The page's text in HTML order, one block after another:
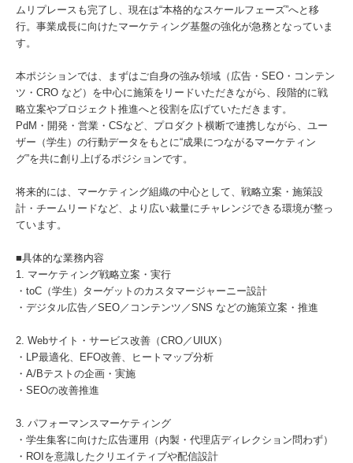
ムリプレースも完了し、現在は“本格的なスケールフェーズ”へと移
行。事業成長に向けたマーケティング基盤の強化が急務となっていま
す。
本ポジションでは、まずはご自身の強み領域（広告・SEO・コンテン
ツ・CRO など）を中心に施策をリードいただきながら、段階的に戦
略立案やプロジェクト推進へと役割を広げていただきます。
PdM・開発・営業・CSなど、プロダクト横断で連携しながら、ユー
ザー（学生）の行動データをもとに“成果につながるマーケティン
グ”を共に創り上げるポジションです。
将来的には、マーケティング組織の中心として、戦略立案・施策設
計・チームリードなど、より広い裁量にチャレンジできる環境が整っ
ています。
■具体的な業務内容
1. マーケティング戦略立案・実行
・toC（学生）ターゲットのカスタマージャーニー設計
・デジタル広告／SEO／コンテンツ／SNS などの施策立案・推進
2. Webサイト・サービス改善（CRO／UIUX）
・LP最適化、EFO改善、ヒートマップ分析
・A/Bテストの企画・実施
・SEOの改善推進
3. パフォーマンスマーケティング
・学生集客に向けた広告運用（内製・代理店ディレクション問わず）
・ROIを意識したクリエイティブや配信設計